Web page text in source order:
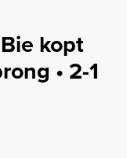
kopt
• 2-1